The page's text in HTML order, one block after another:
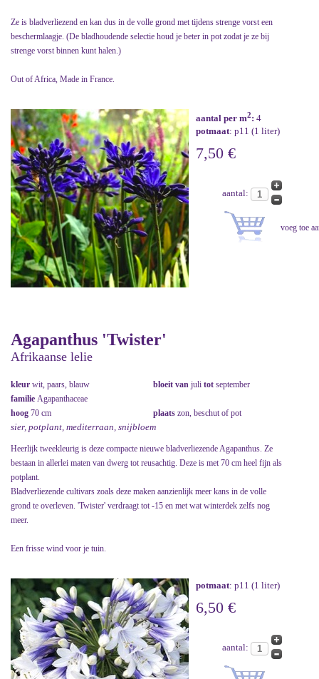
Ze is bladverliezend en kan dus in de volle grond met tijdens strenge vorst een
beschermlaagje. (De bladhoudende selectie houd je beter in pot zodat je ze bij
strenge vorst binnen kunt halen.)
Out of Africa, Made in France.
aantal per m2: 4
potmaat: p11 (1 liter)
7,50 €
aantal:
Agapanthus 'Twister'
Afrikaanse lelie
kleur wit, paars, blauw bloeit van juli tot september
familie Agapanthaceae
hoog 70 cm plaats zon, beschut of pot
sier, potplant, mediterraan, snijbloem
Heerlijk tweekleurig is deze compacte nieuwe bladverliezende Agapanthus. Ze
bestaan in allerlei maten van dwerg tot reusachtig. Deze is met 70 cm heel fijn als
potplant.
Bladverliezende cultivars zoals deze maken aanzienlijk meer kans in de volle
grond te overleven. 'Twister' verdraagt tot -15 en met wat winterdek zelfs nog
meer.
Een frisse wind voor je tuin.
potmaat: p11 (1 liter)
6,50 €
aantal: